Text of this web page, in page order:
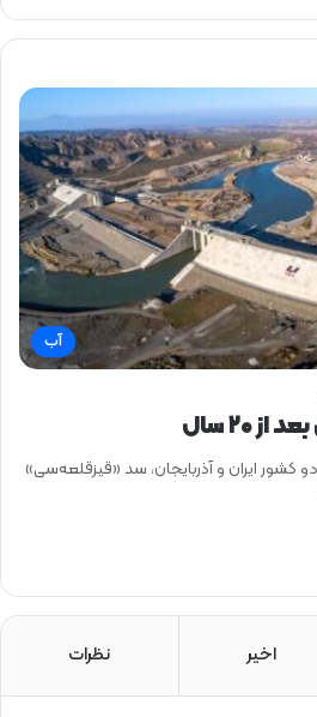
آب
۲۰ سال
کشور ایران و آذربایجان، سد «قیزقلعه‌سی»
اخیر نظرات